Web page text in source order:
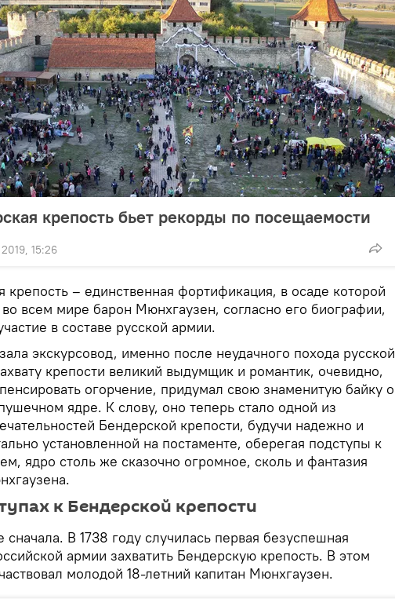
крепость бьет рекорды по посещаемости
15:26
крепость – единственная фортификация, в осаде которой
всем мире барон Мюнхгаузен, согласно его биографии,
в составе русской армии.
экскурсовод, именно после неудачного похода русской
крепости великий выдумщик и романтик, очевидно,
огорчение, придумал свою знаменитую байку о
ядре. К слову, оно теперь стало одной из
Бендерской крепости, будучи надежно и
установленной на постаменте, оберегая подступы к
ядро столь же сказочно огромное, сколь и фантазия
к Бендерской крепости
сначала. В 1738 году случилась первая безуспешная
армии захватить Бендерскую крепость. В этом
молодой 18-летний капитан Мюнхгаузен.